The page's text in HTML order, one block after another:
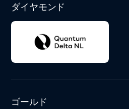
ダイヤモンド
ゴールド